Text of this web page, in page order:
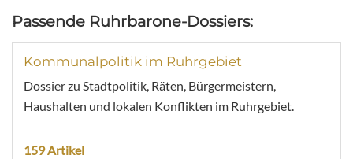
Passende Ruhrbarone-Dossiers:
Kommunalpolitik im Ruhrgebiet
Dossier zu Stadtpolitik, Räten, Bürgermeistern,
Haushalten und lokalen Konflikten im Ruhrgebiet.
159 Artikel